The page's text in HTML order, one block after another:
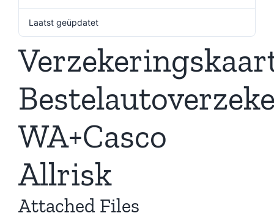
Laatst geüpdatet
WA+Casco
Allrisk
Attached Files